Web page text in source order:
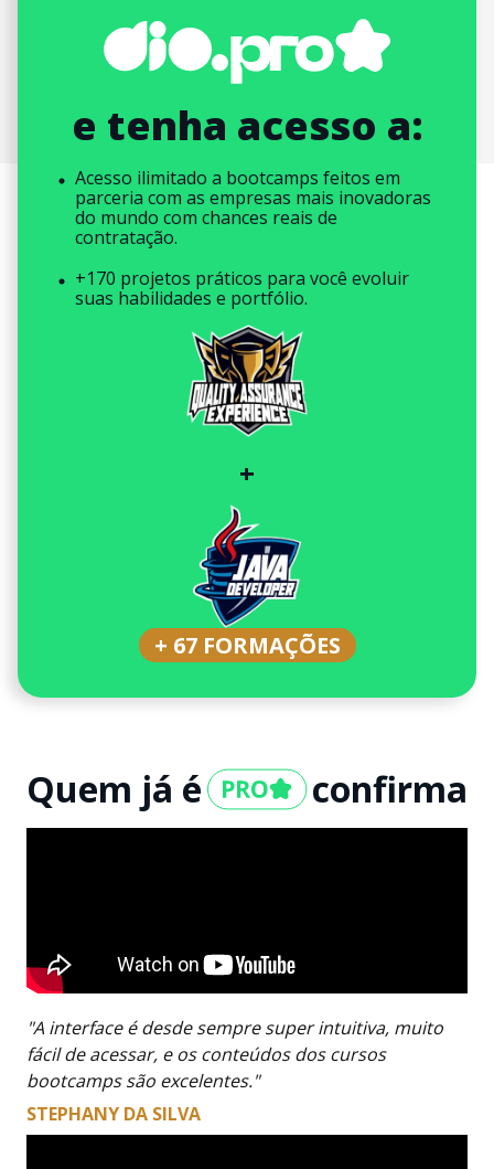
e tenha acesso a:
Acesso ilimitado a bootcamps feitos em
parceria com as empresas mais inovadoras
do mundo com chances reais de
contratação.
+170 projetos práticos para você evoluir
suas habilidades e portfólio.
+
+ 67 FORMAÇÕES
Quem já é confirma
"A interface é desde sempre super intuitiva, muito
fácil de acessar, e os conteúdos dos cursos
bootcamps são excelentes."
STEPHANY DA SILVA